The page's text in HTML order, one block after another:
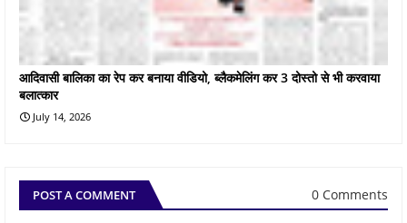
आदिवासी बालिका का रेप कर बनाया वीडियो, ब्लैकमेलिंग कर 3 दोस्तो से भी करवाया
बलात्कार
July 14, 2026
POST A COMMENT 0 Comments